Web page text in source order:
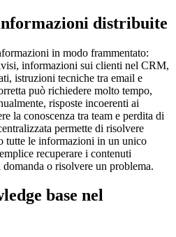
distribuite
in modo frammentato:
informazioni sui clienti nel CRM,
istruzioni tecniche tra email e
può richiedere molto tempo,
risposte incoerenti ai
la conoscenza tra team e perdita di
permette di risolvere
tutte le informazioni in un unico
recuperare i contenuti
domanda o risolvere un problema.
base nel